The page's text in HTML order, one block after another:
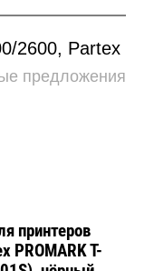
2600, Partex
предложения
принтеров
PROMARK T-